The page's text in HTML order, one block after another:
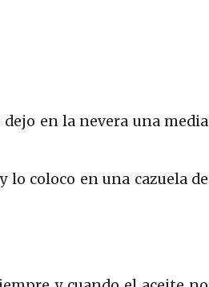
en la nevera una media
coloco en una cazuela de